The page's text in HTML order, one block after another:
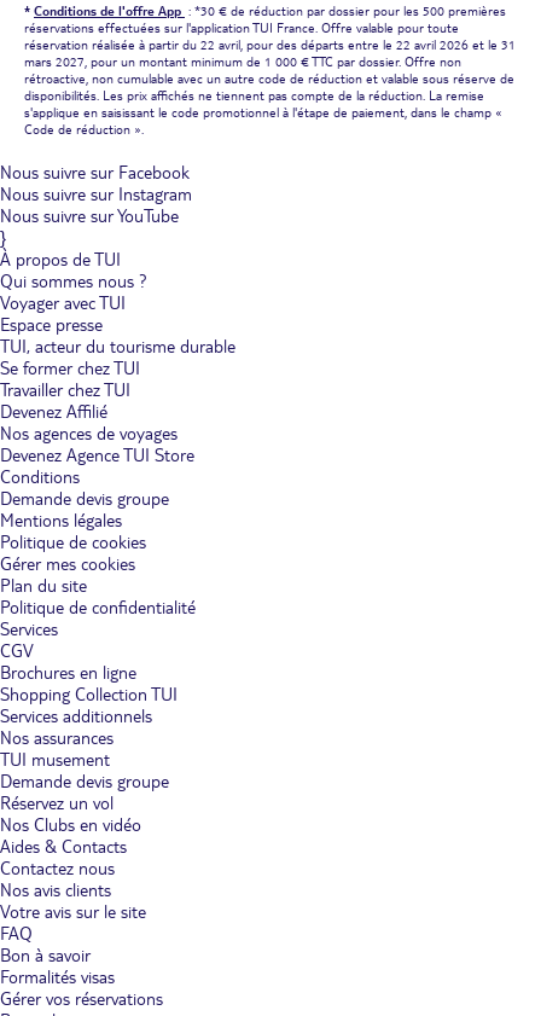
* Conditions de l'offre App : *30 € de réduction par dossier pour les 500 premières
réservations effectuées sur l'application TUI France. Offre valable pour toute
réservation réalisée à partir du 22 avril, pour des départs entre le 22 avril 2026 et le 31
mars 2027, pour un montant minimum de 1 000 € TTC par dossier. Offre non
rétroactive, non cumulable avec un autre code de réduction et valable sous réserve de
disponibilités. Les prix affichés ne tiennent pas compte de la réduction. La remise
s'applique en saisissant le code promotionnel à l'étape de paiement, dans le champ «
Code de réduction ».
Nous suivre sur Facebook
Nous suivre sur Instagram
Nous suivre sur YouTube
}
À propos de TUI
Qui sommes nous ?
Voyager avec TUI
Espace presse
TUI, acteur du tourisme durable
Se former chez TUI
Travailler chez TUI
Devenez Affilié
Nos agences de voyages
Devenez Agence TUI Store
Conditions
Demande devis groupe
Mentions légales
Politique de cookies
Gérer mes cookies
Plan du site
Politique de confidentialité
Services
CGV
Brochures en ligne
Shopping Collection TUI
Services additionnels
Nos assurances
TUI musement
Demande devis groupe
Réservez un vol
Nos Clubs en vidéo
Aides & Contacts
Contactez nous
Nos avis clients
Votre avis sur le site
FAQ
Bon à savoir
Formalités visas
Gérer vos réservations